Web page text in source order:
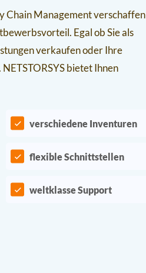
Chain Management verschaffen
Egal ob Sie als
verkaufen oder Ihre
bietet Ihnen
verschiedene Inventuren
flexible Schnittstellen
weltklasse Support